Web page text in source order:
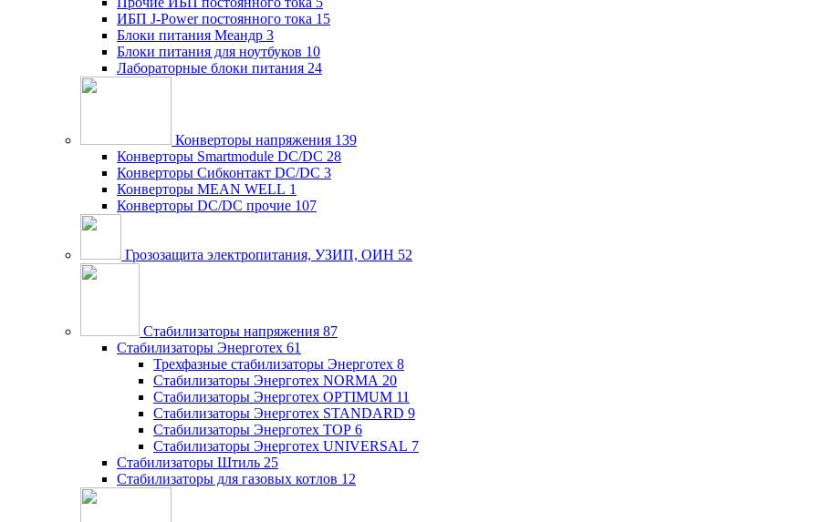
ИБП J-Power постоянного тока 15
Блоки питания Меандр 3
Блоки питания для ноутбуков 10
Лабораторные блоки питания 24
Конверторы напряжения 139
Конверторы Smartmodule DC/DC 28
Конверторы Сибконтакт DC/DC 3
Конверторы MEAN WELL 1
Конверторы DC/DC прочие 107
Грозозащита электропитания, УЗИП, ОИН 52
Стабилизаторы напряжения 87
Стабилизаторы Энерготех 61
Трехфазные стабилизаторы Энерготех 8
Стабилизаторы Энерготех NORMA 20
Стабилизаторы Энерготех OPTIMUM 11
Стабилизаторы Энерготех STANDARD 9
Стабилизаторы Энерготех TOP 6
Стабилизаторы Энерготех UNIVERSAL 7
Стабилизаторы Штиль 25
Стабилизаторы для газовых котлов 12